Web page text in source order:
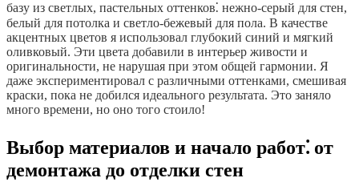
базу из светлых, пастельных оттенков⁚ нежно-серый для стен,
белый для потолка и светло-бежевый для пола. В качестве
акцентных цветов я использовал глубокий синий и мягкий
оливковый. Эти цвета добавили в интерьер живости и
оригинальности, не нарушая при этом общей гармонии. Я
даже экспериментировал с различными оттенками, смешивая
краски, пока не добился идеального результата. Это заняло
много времени, но оно того стоило!
Выбор материалов и начало работ⁚ от
демонтажа до отделки стен